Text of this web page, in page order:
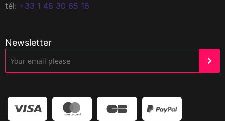
tél: +33 1 48 30 65 16
Newsletter